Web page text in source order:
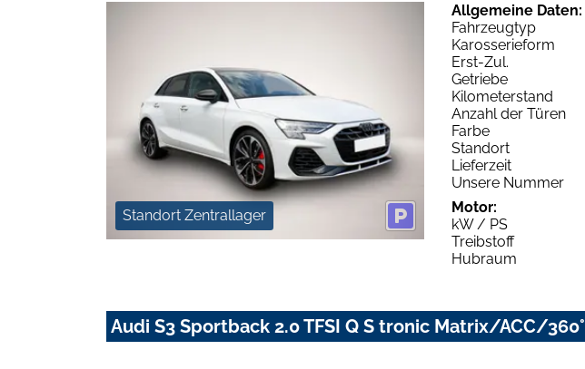
Standort Zentrallager
Allgemeine Daten:
Fahrzeugtyp
Karosserieform
Erst-Zul.
Getriebe
Kilometerstand
Anzahl der Türen
Farbe
Standort
Lieferzeit
Unsere Nummer
Motor:
kW / PS
Treibstoff
Hubraum
Audi S3 Sportback 2.0 TFSI Q S tronic Matrix/ACC/360°